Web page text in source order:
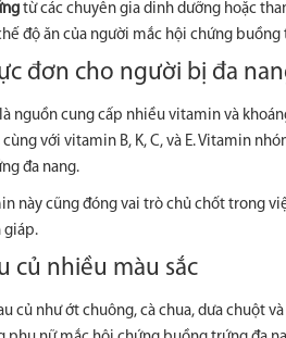
từ các chuyên gia dinh dưỡng hoặc
độ ăn của người mắc hội chứng
đơn cho người bị đa
nguồn cung cấp nhiều vitamin và
cùng với vitamin B, K, C, và E. Vitamin
đa nang.
này cũng đóng vai trò chủ chốt trong
giáp.
củ nhiều màu sắc
củ như ớt chuông, cà chua, dưa chuột